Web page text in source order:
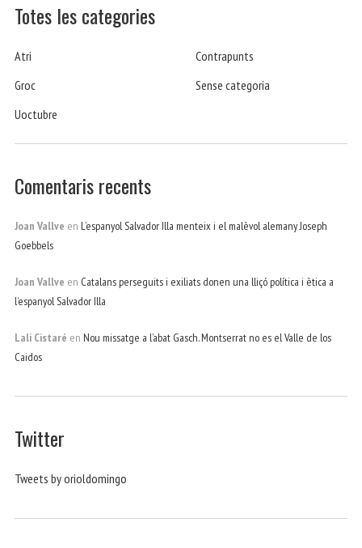
Totes les categories
Atri
Contrapunts
Groc
Sense categoria
Uoctubre
Comentaris recents
Joan Vallve en L’espanyol Salvador Illa menteix i el malèvol alemany Joseph
Goebbels
Joan Vallve en Catalans perseguits i exiliats donen una lliçó política i ètica a
l’espanyol Salvador Illa
Lali Cistaré en Nou missatge a l’abat Gasch. Montserrat no es el Valle de los
Caidos
Twitter
Tweets by orioldomingo